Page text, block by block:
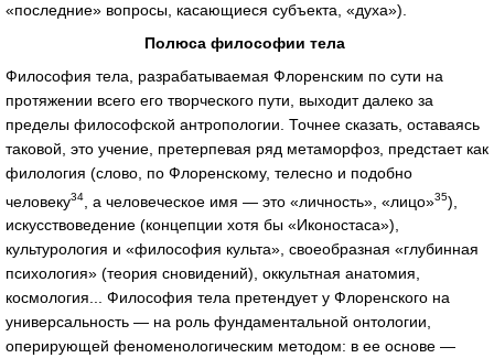
«последние» вопросы, касающиеся субъекта, «духа»).
Полюса философии тела
Философия тела, разрабатываемая Флоренским по сути на
протяжении всего его творческого пути, выходит далеко за
пределы философской антропологии. Точнее сказать, оставаясь
таковой, это учение, претерпевая ряд метаморфоз, предстает как
филология (слово, по Флоренскому, телесно и подобно
человеку34 , а человеческое имя — это «личность», «лицо»35),
искусствоведение (концепции хотя бы «Иконостаса»),
культурология и «философия культа», своеобразная «глубинная
психология» (теория сновидений), оккультная анатомия,
космология... Философия тела претендует у Флоренского на
универсальность — на роль фундаментальной онтологии,
оперирующей феноменологическим методом: в ее основе —